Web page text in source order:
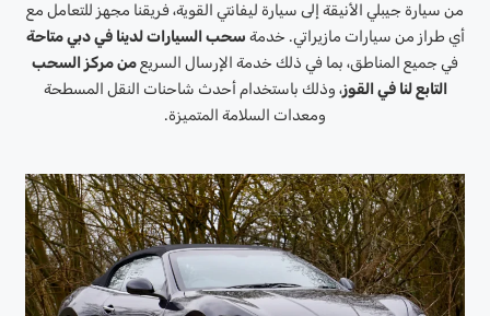
من سيارة جيبلي الأنيقة إلى سيارة ليفانتي القوية، فريقنا مجهز للتعامل مع
أي طراز من سيارات مازيراتي. خدمة سحب السيارات لدينا في دبي متاحة
في جميع المناطق، بما في ذلك خدمة الإرسال السريع من مركز السحب
التابع لنا في القوز، وذلك باستخدام أحدث شاحنات النقل المسطحة
ومعدات السلامة المتميزة.